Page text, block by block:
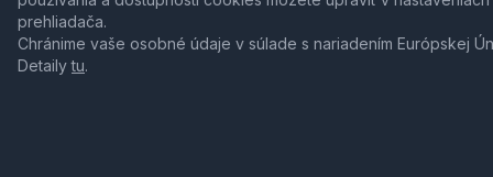
prehliadača.
Chránime vaše osobné údaje v súlade s nariadením Európskej
Detailytu.